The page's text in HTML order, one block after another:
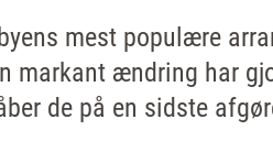
mest populære
markant ændring har
de på en sidste